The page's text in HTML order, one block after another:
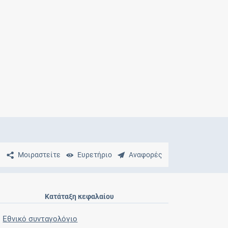
Μοιραστείτε Ευρετήριο Αναφορές
Κατάταξη κεφαλαίου
Εθνικό συνταγολόγιο